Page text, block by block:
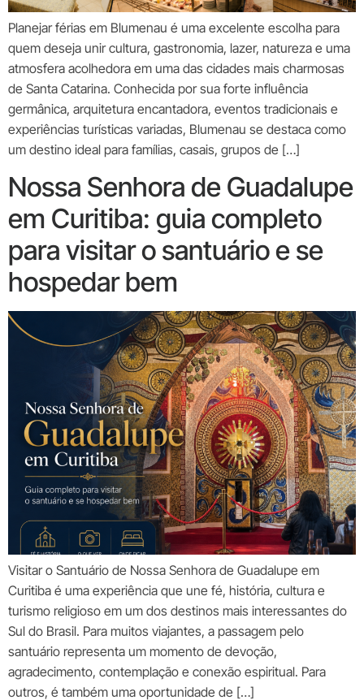
Planejar férias em Blumenau é uma excelente escolha para
quem deseja unir cultura, gastronomia, lazer, natureza e uma
atmosfera acolhedora em uma das cidades mais charmosas
de Santa Catarina. Conhecida por sua forte influência
germânica, arquitetura encantadora, eventos tradicionais e
experiências turísticas variadas, Blumenau se destaca como
um destino ideal para famílias, casais, grupos de […]
Nossa Senhora de Guadalupe
em Curitiba: guia completo
para visitar o santuário e se
hospedar bem
Visitar o Santuário de Nossa Senhora de Guadalupe em
Curitiba é uma experiência que une fé, história, cultura e
turismo religioso em um dos destinos mais interessantes do
Sul do Brasil. Para muitos viajantes, a passagem pelo
santuário representa um momento de devoção,
agradecimento, contemplação e conexão espiritual. Para
outros, é também uma oportunidade de […]